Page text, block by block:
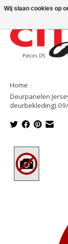
Home /
Deurpanelen
deurbekleding)
Wij slaan cookies op